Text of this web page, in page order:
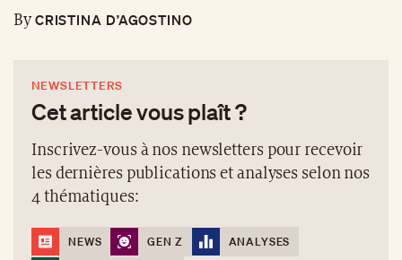
Cet article vous plaît ?
4 thématiques:
NEWS GEN Z
ANALYSES
TRENDS TO WATCH